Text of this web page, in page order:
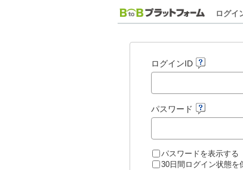
ログイ
ログインID
パスワード
パスワードを表示する
30日間ログイン状態を